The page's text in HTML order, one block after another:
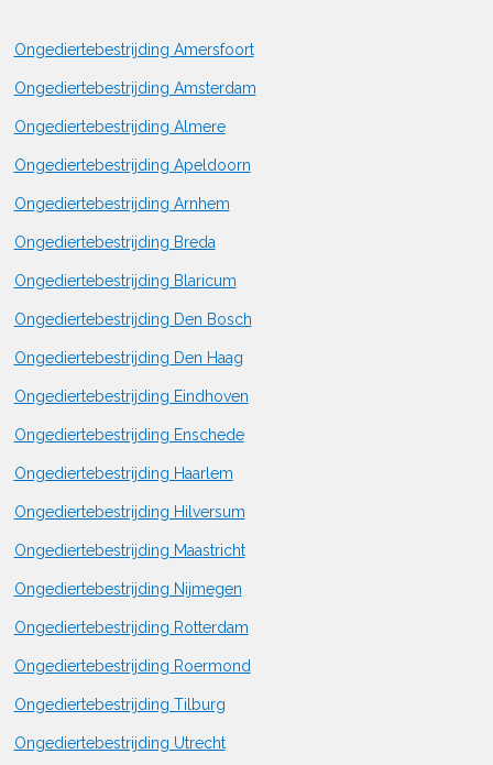
Ongediertebestrijding Amersfoort
Ongediertebestrijding Amsterdam
Ongediertebestrijding Almere
Ongediertebestrijding Apeldoorn
Ongediertebestrijding Arnhem
Ongediertebestrijding Breda
Ongediertebestrijding Blaricum
Ongediertebestrijding Den Bosch
Ongediertebestrijding Den Haag
Ongediertebestrijding Eindhoven
Ongediertebestrijding Enschede
Ongediertebestrijding Haarlem
Ongediertebestrijding Hilversum
Ongediertebestrijding Maastricht
Ongediertebestrijding Nijmegen
Ongediertebestrijding Rotterdam
Ongediertebestrijding Roermond
Ongediertebestrijding Tilburg
Ongediertebestrijding Utrecht